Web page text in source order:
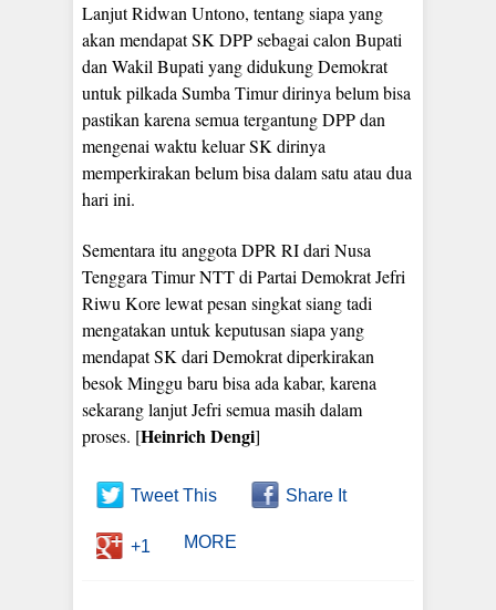
Lanjut Ridwan Untono, tentang siapa yang
akan mendapat SK DPP sebagai calon Bupati
dan Wakil Bupati yang didukung Demokrat
untuk pilkada Sumba Timur dirinya belum bisa
pastikan karena semua tergantung DPP dan
mengenai waktu keluar SK dirinya
memperkirakan belum bisa dalam satu atau dua
hari ini.
Sementara itu anggota DPR RI dari Nusa
Tenggara Timur NTT di Partai Demokrat Jefri
Riwu Kore lewat pesan singkat siang tadi
mengatakan untuk keputusan siapa yang
mendapat SK dari Demokrat diperkirakan
besok Minggu baru bisa ada kabar, karena
sekarang lanjut Jefri semua masih dalam
proses. [Heinrich Dengi]
Tweet This Share It
+1 MORE